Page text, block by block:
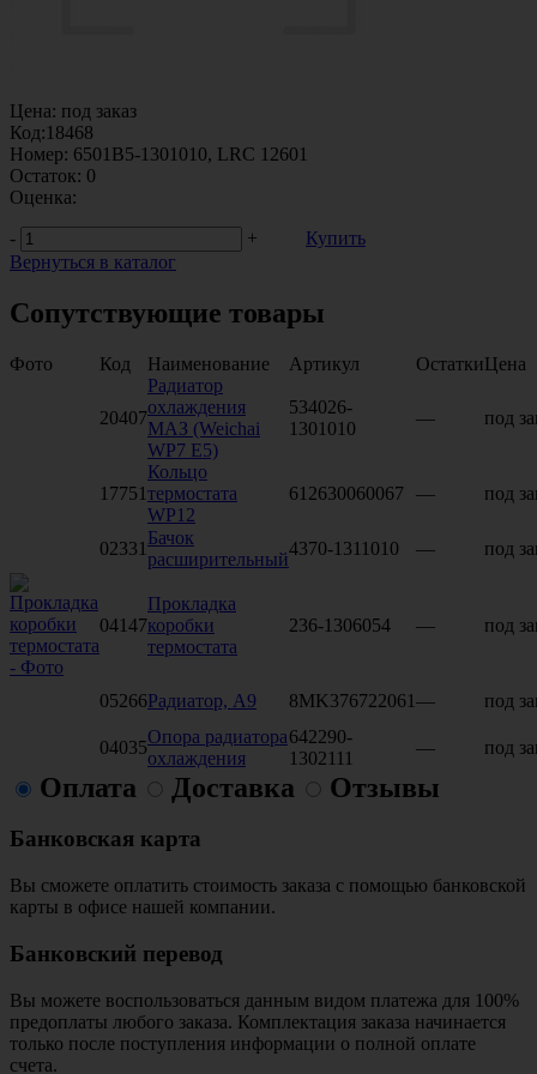
Цена: под заказ
Код:18468
Номер: 6501В5-1301010, LRC 12601
Остаток: 0
Оценка:
-
+
Купить
Вернуться в каталог
Сопутствующие товары
Фото Код Наименование Артикул ОстаткиЦена
20407
Радиатор
охлаждения
МАЗ (Weichai
WP7 Е5)
534026-
1301010
— под
17751
Кольцо
термостата
WP12
612630060067 — под
02331
Бачок
расширительный
4370-1311010 — под
04147
Прокладка
коробки
термостата
236-1306054 — под
05266Радиатор, A9 8MK376722061— под
04035
Опора радиатора
охлаждения
642290-
1302111
— под
Оплата Доставка Отзывы
Банковская карта
Вы сможете оплатить стоимость заказа с помощью банковской
карты в офисе нашей компании.
Банковский перевод
Вы можете воспользоваться данным видом платежа для 100%
предоплаты любого заказа. Комплектация заказа начинается
только после поступления информации о полной оплате
счета.